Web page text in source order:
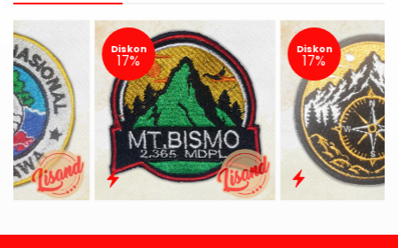
Diskon
17%
Diskon
17%